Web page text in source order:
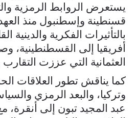
يستعرض الروابط الرمزية
قسنطينة وإسطنبول منذ العهد
بالتأثيرات الفكرية والدينية
أفريقيا إلى القسطنطينية،
العثمانية التي عززت
كما يناقش تطور العلاقات
وتركيا، والبعد الرمزي
عبد المجيد تبون إلى أنقرة،